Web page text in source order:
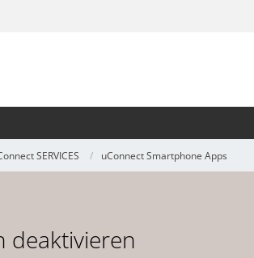
SERVICES uConnect Smartphone Apps
deaktivieren